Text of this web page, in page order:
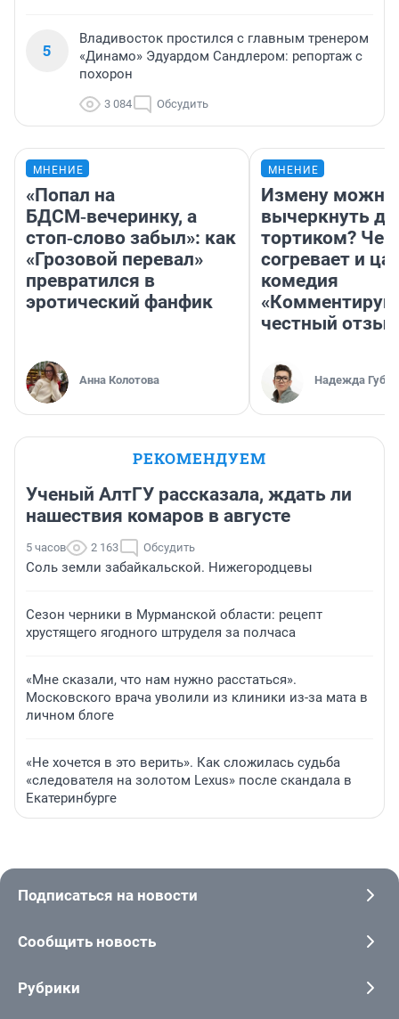
5
Владивосток простился с главным тренером
«Динамо» Эдуардом Сандлером: репортаж с
похорон
3 084 Обсудить
МНЕНИЕ
«Попал на
БДСМ‑вечеринку, а
стоп‑слово забыл»: как
«Грозовой перевал»
превратился в
эротический фанфик
Анна Колотова
МНЕНИЕ
Измену можно
вычеркнуть
тортиком? Чем
согревает и
комедия
«Комментируй
честный отзыв
Надежда
РЕКОМЕНДУЕМ
Ученый АлтГУ рассказала, ждать ли
нашествия комаров в августе
5 часов 2 163 Обсудить
Соль земли забайкальской. Нижегородцевы
Сезон черники в Мурманской области: рецепт
хрустящего ягодного штруделя за полчаса
«Мне сказали, что нам нужно расстаться».
Московского врача уволили из клиники из-за мата в
личном блоге
«Не хочется в это верить». Как сложилась судьба
«следователя на золотом Lexus» после скандала в
Екатеринбурге
Подписаться на новости
Сообщить новость
Рубрики